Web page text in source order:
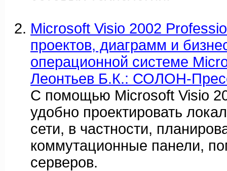
Microsoft Visio 2002
проектов, диаграмм и
операционной системе
Леонтьев Б.К.: СОЛОН-
С помощью Microsoft Visio
удобно проектировать
сети, в частности,
коммутационные панели,
серверов.